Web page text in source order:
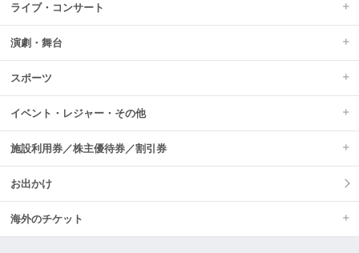
ライブ・コンサート
演劇・舞台
スポーツ
イベント・レジャー・その他
施設利用券／株主優待券／割引券
お出かけ
海外のチケット